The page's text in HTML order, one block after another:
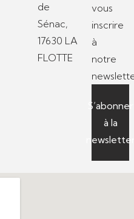
de
Sénac,
17630 LA
FLOTTE
vous
inscrire
à
notre
S’abonner
à la